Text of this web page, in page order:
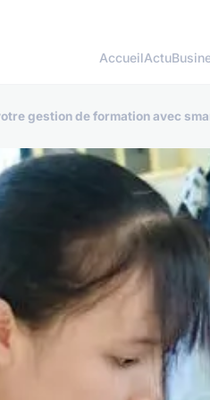
AccueilActu
gestion de formation avec